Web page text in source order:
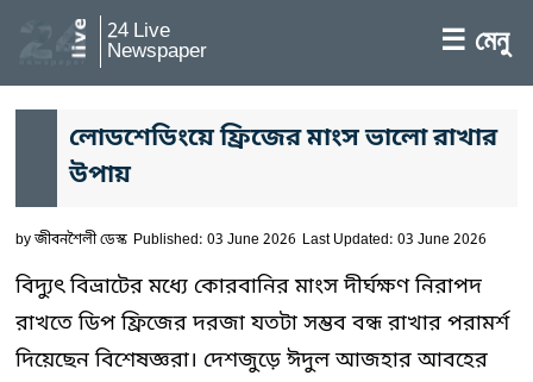
24 Live
Newspaper ☰ মেনু
লোডশেডিংয়ে ফ্রিজের মাংস ভালো রাখার
উপায়
byজীবনশৈলী ডেস্ক Published: 03 June 2026 Last Updated: 03 June 2026
বিদ্যুৎ বিভ্রাটের মধ্যে কোরবানির মাংস দীর্ঘক্ষণ নিরাপদ
রাখতে ডিপ ফ্রিজের দরজা যতটা সম্ভব বন্ধ রাখার পরামর্শ
দিয়েছেন বিশেষজ্ঞরা। দেশজুড়ে ঈদুল আজহার আবহের